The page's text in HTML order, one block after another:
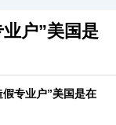
户”美国是
专业户”美国是在